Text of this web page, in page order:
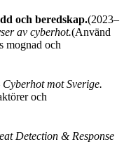
och beredskap.(2023–
av cyberhot.(Använd
mognad och
mot Sverige.
och
Detection & Response